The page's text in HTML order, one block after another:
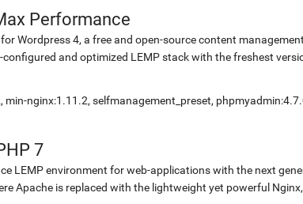
Performance
Wordpress 4, a free and open-source content management
and optimized LEMP stack with the freshest
nginx:1.11.2, selfmanagement_preset,
7
LEMP environment for web-applications with the next
Apache is replaced with the lightweight yet powerful